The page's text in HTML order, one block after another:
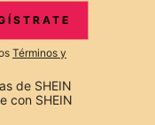
Suscribir
Términos y
de SHEIN
con SHEIN